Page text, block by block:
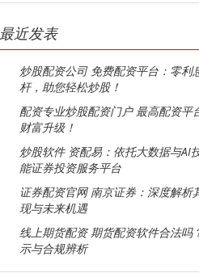
最近发表
炒股配资公司 免费配资平台：零利
杆，助您轻松炒股！
配资专业炒股配资门户 最高配资平
财富升级！
炒股软件 资配易：依托大数据与AI
能证券投资服务平台
证券配资官网 南京证券：深度解析
现与未来机遇
线上期货配资 期货配资软件合法吗
示与合规辨析